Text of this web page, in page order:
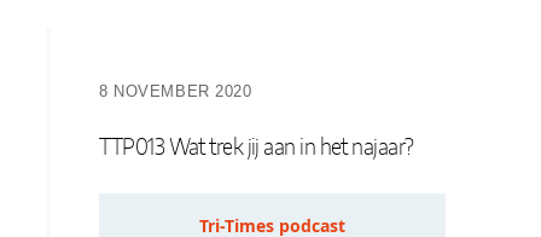
8 NOVEMBER 2020
TTP013 Wat trek jij aan in het najaar?